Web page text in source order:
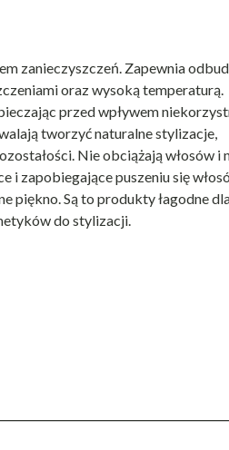
zanieczyszczeń. Zapewnia
oraz wysoką temperaturą.
przed wpływem
tworzyć naturalne stylizacje,
Nie obciążają włosów i
i zapobiegające puszeniu się
piękno. Są to produkty łagodne
do stylizacji.